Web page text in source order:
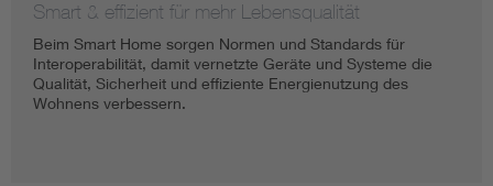
Smart & effizient für mehr Lebensqualität
Beim Smart Home sorgen Normen und Standards für
Interoperabilität, damit vernetzte Geräte und Systeme die
Qualität, Sicherheit und effiziente Energienutzung des
Wohnens verbessern.